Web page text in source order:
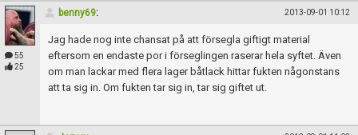
55
25
benny69: 2013-09-01 10:12
Jag hade nog inte chansat på att försegla giftigt material
eftersom en endaste por i förseglingen raserar hela syftet. Även
om man lackar med flera lager båtlack hittar fukten någonstans
att ta sig in. Om fukten tar sig in, tar sig giftet ut.
Privacy Policy
Terms of Service
Skapa konto